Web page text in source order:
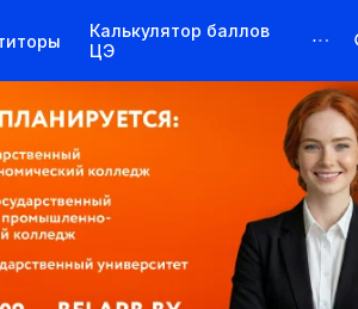
Калькулятор баллов
ЦЭ
Курсы
Переподготовка